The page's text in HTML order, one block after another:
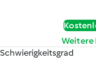
Schwierigkeitsgrad